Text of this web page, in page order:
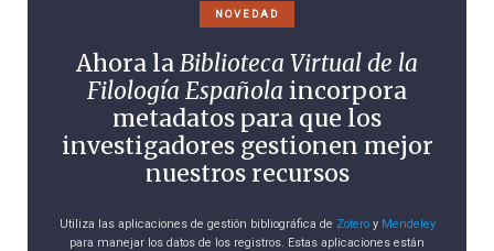
NOVEDAD
Ahora laBiblioteca Virtual de la
Filología Española incorpora
metadatos para que los
investigadores gestionen mejor
nuestros recursos
Utiliza las aplicaciones de gestión bibliográfica de Zoteroy Mendeley
para manejar los datos de los registros. Estas aplicaciones están